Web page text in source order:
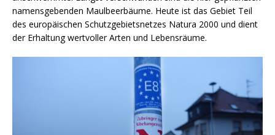
namensgebenden Maulbeerbäume. Heute ist das Gebiet Teil
des europäischen Schutzgebietsnetzes Natura 2000 und dient
der Erhaltung wertvoller Arten und Lebensräume.